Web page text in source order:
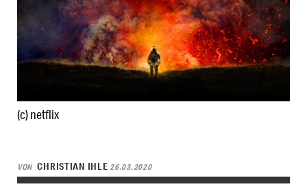
(c) netflix
VON CHRISTIAN IHLE26.03.2020